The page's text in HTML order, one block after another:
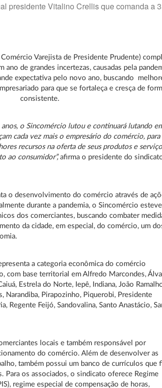
presidente Vitalino Crellis que comanda a
Varejista de Presidente Prudente)
ano de grandes incertezas, causadas pela
expectativa pelo novo ano, buscando
para que se fortaleça e cresça de
consistente.
o Sincomércio lutou e continuará lutando
cada vez mais o empresário do comércio, para
recursos na oferta de seus produtos e
ao consumidor”,afirma o presidente do
o desenvolvimento do comércio através de
durante a pandemia, o Sincomércio
dos comerciantes, buscando combater
da cidade, em especial, do comércio, um
a categoria econômica do comércio
com base territorial em Alfredo Marcondes,
Estrela do Norte, Iepê, Indiana, João
Narandiba, Pirapozinho, Piquerobi, Presidente
Regente Feijó, Sandovalina, Santo Anastácio,
locais e também responsável por
do comércio. Além de desenvolver as
também possui um banco de currículos que
Para os associados, o sindicato oferece Regime
regime especial de compensação de horas,